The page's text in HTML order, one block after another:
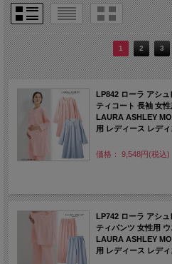
1 2 3
LP842 ローラ アシ
ティコート 長袖 女
LAURA ASHLEY
用 レディース レデ
価格： 9,548円(税込)
LP742 ローラ アシ
ティパンツ 女性用
LAURA ASHLEY
用 レディース レデ